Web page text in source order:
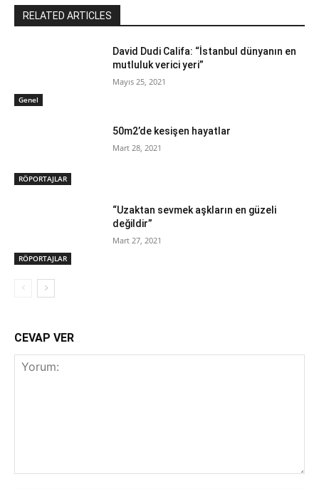
RELATED ARTICLES
Genel
David Dudi Califa: “İstanbul dünyanın en
mutluluk verici yeri”
Mayıs 25, 2021
RÖPORTAJLAR
50m2’de kesişen hayatlar
Mart 28, 2021
RÖPORTAJLAR
“Uzaktan sevmek aşkların en güzeli
değildir”
Mart 27, 2021
CEVAP VER